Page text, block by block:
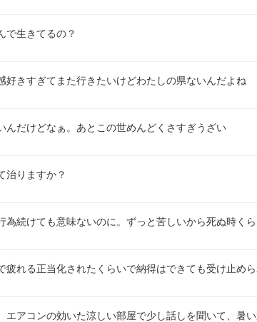
で生きてるの？
好きすぎてまた行きたいけどわたしの県ないんだよね
んだけどなぁ。あとこの世めんどくさすぎうざい
治りますか？
為続けても意味ないのに。ずっと苦しいから死ぬ時く
疲れる正当化されたくらいで納得はできても受け止め
エアコンの効いた涼しい部屋で少し話しを聞いて、暑